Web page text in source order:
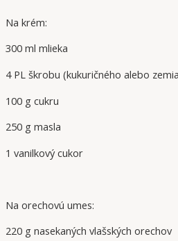
Na krém:
300 ml mlieka
4 PL škrobu (kukuričného alebo
100 g cukru
250 g masla
1 vanilkový cukor
Na orechovú umes:
220 g nasekaných vlašských orechov